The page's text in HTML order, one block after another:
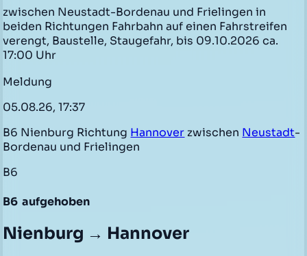
zwischen Neustadt-Bordenau und Frielingen in
beiden Richtungen Fahrbahn auf einen Fahrstreifen
verengt, Baustelle, Staugefahr, bis 09.10.2026 ca.
17:00 Uhr
Meldung
05.08.26, 17:37
B6 Nienburg Richtung Hannover zwischen Neustadt-
Bordenau und Frielingen
B6
B6 aufgehoben
Nienburg → Hannover